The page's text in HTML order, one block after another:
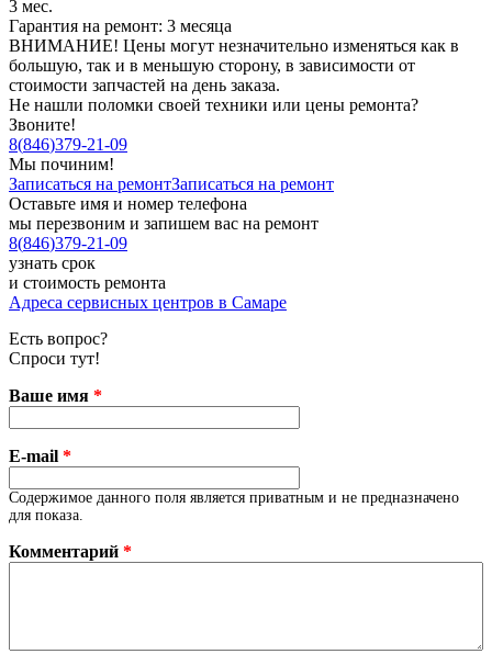
3 мес.
Гарантия на ремонт: 3 месяца
ВНИМАНИЕ! Цены могут незначительно изменяться как в
большую, так и в меньшую сторону, в зависимости от
стоимости запчастей на день заказа.
Не нашли поломки своей техники или цены ремонта?
Звоните!
8(846)379-21-09
Мы починим!
Записаться на ремонтЗаписаться на ремонт
Оставьте имя и номер телефона
мы перезвоним и запишем вас на ремонт
8(846)379-21-09
узнать срок
и стоимость ремонта
Адреса сервисных центров в Самаре
Есть вопрос?
Спроси тут!
Ваше имя *
E-mail *
Содержимое данного поля является приватным и не предназначено
для показа.
Комментарий *